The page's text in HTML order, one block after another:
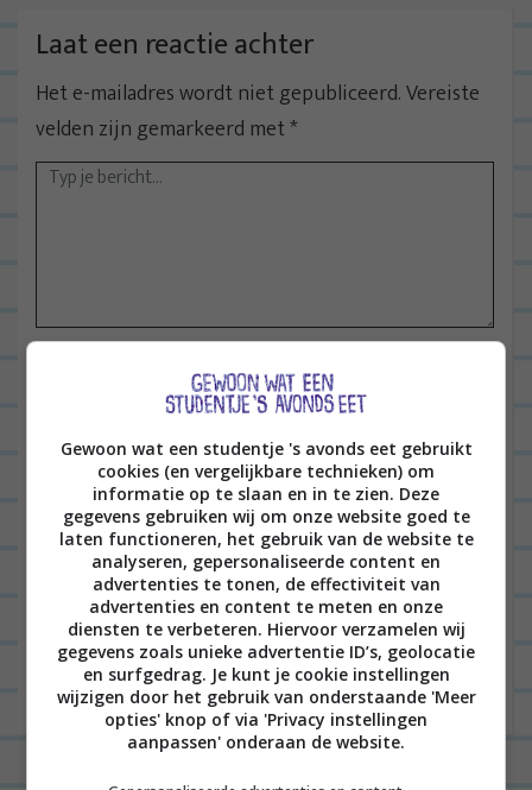
t
n
a
v
i
e
Laat een reactie achter
Het e-mailadres wordt niet gepubliceerd.Vereiste
velden zijn gemarkeerd met*
*
Gewoon wat een studentje 's avonds eet gebruikt
cookies (en vergelijkbare technieken) om
informatie op te slaan en in te zien. Deze
gegevens gebruiken wij om onze website goed te
laten functioneren, het gebruik van de website te
analyseren, gepersonaliseerde content en
advertenties te tonen, de effectiviteit van
advertenties en content te meten en onze
diensten te verbeteren. Hiervoor verzamelen wij
gegevens zoals unieke advertentie ID’s, geolocatie
en surfgedrag. Je kunt je cookie instellingen
wijzigen door het gebruik van onderstaande 'Meer
opties' knop of via 'Privacy instellingen
aanpassen' onderaan de website.